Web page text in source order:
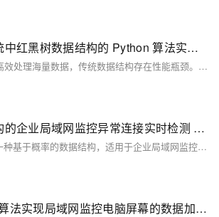
企业上网监控系统中红黑树数据结构的 Python 算法实现与应用研究
企业上网监控系统需高效处理海量数据，传统数据结构存在性能瓶颈。红黑树通过自平衡机制，确保查找、插入、删除操作的时间复杂度稳定在 O(log n)，适用于网络记录存储、设备信息维护及安全事件排序等场景。本文分析红黑树的理论基础、应用场景及 Python 实现，并探讨其在企业监控系统中的实践价值，提升系统性能与稳定性。
基于跳表数据结构的企业局域网监控异常连接实时检测 C++ 算法研究
跳表（Skip List）是一种基于概率的数据结构，适用于企业局域网监控中海量连接记录的高效处理。其通过多层索引机制实现快速查找、插入和删除操作，时间复杂度为 $O(\log n)$，优于链表和平衡树。跳表在异常连接识别、黑名单管理和历史记录溯源等场景中表现出色，具备实现简单、支持范围查询等优势，是企业网络监控中动态数据管理的理想选择。
基于 C++ 哈希表算法实现局域网监控电脑屏幕的数据加速机制研究